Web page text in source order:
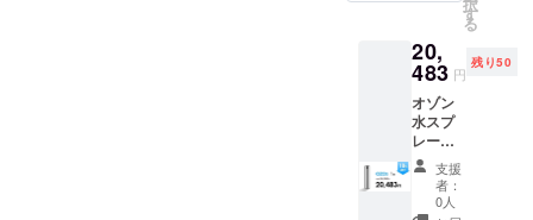
売価格
0円）に
対する
もので
す。 ・
価格は
消費税
込・送
料込で
す。 ※
す
る
20,
483 円
残り50
オゾン
水スプ
レー
（OZO3
）×1点
・一般
支援
者：
0人